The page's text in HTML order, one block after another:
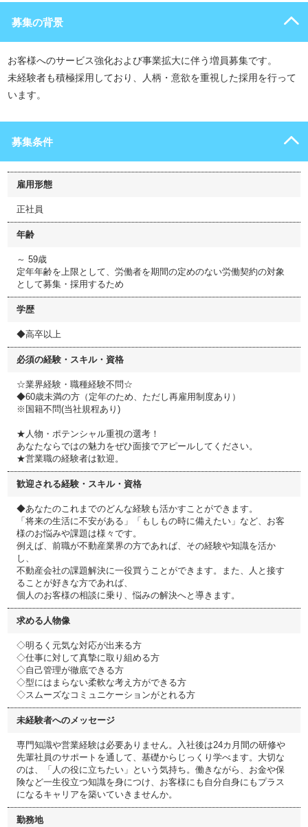
募集の背景
お客様へのサービス強化および事業拡大に伴う増員募集です。
未経験者も積極採用しており、人柄・意欲を重視した採用を行って
います。
募集条件
雇用形態
正社員
年齢
～ 59歳
定年年齢を上限として、労働者を期間の定めのない労働契約の対象
として募集・採用するため
学歴
◆高卒以上
必須の経験・スキル・資格
☆業界経験・職種経験不問☆
◆60歳未満の方（定年のため、ただし再雇用制度あり）
※国籍不問(当社規程あり)
★人物・ポテンシャル重視の選考！
あなたならではの魅力をぜひ面接でアピールしてください。
★営業職の経験者は歓迎。
歓迎される経験・スキル・資格
◆あなたのこれまでのどんな経験も活かすことができます。
「将来の生活に不安がある」「もしもの時に備えたい」など、お客
様のお悩みや課題は様々です。
例えば、前職が不動産業界の方であれば、その経験や知識を活か
し、
不動産会社の課題解決に一役買うことができます。また、人と接す
ることが好きな方であれば、
個人のお客様の相談に乗り、悩みの解決へと導きます。
求める人物像
◇明るく元気な対応が出来る方
◇仕事に対して真摯に取り組める方
◇自己管理が徹底できる方
◇型にはまらない柔軟な考え方ができる方
◇スムーズなコミュニケーションがとれる方
未経験者へのメッセージ
専門知識や営業経験は必要ありません。入社後は24カ月間の研修や
先輩社員のサポートを通して、基礎からじっくり学べます。大切な
のは、「人の役に立ちたい」という気持ち。働きながら、お金や保
険など一生役立つ知識を身につけ、お客様にも自分自身にもプラス
になるキャリアを築いていきませんか。
勤務地